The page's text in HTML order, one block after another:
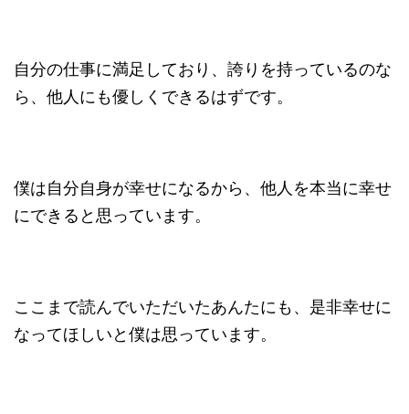
自分の仕事に満足しており、誇りを持っているのな
ら、他人にも優しくできるはずです。
僕は自分自身が幸せになるから、他人を本当に幸せ
にできると思っています。
ここまで読んでいただいたあんたにも、是非幸せに
なってほしいと僕は思っています。